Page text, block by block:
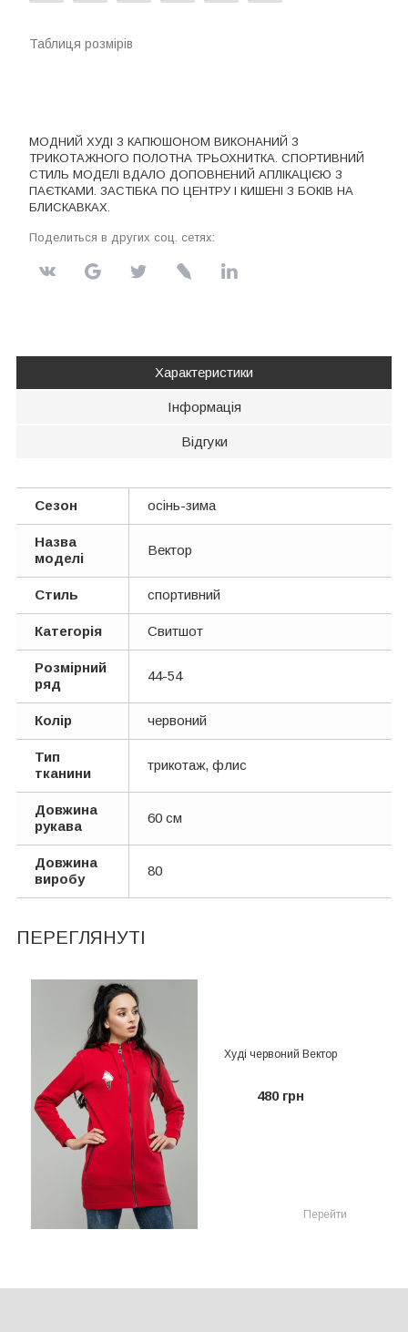
Таблиця розмірів
МОДНИЙ ХУДІ З КАПЮШОНОМ ВИКОНАНИЙ З
ТРИКОТАЖНОГО ПОЛОТНА ТРЬОХНИТКА. СПОРТИВНИЙ
СТИЛЬ МОДЕЛІ ВДАЛО ДОПОВНЕНИЙ АПЛІКАЦІЄЮ З
ПАЄТКАМИ. ЗАСТІБКА ПО ЦЕНТРУ І КИШЕНІ З БОКІВ НА
БЛИСКАВКАХ.
Поделиться в других соц. сетях:
Характеристики
Інформація
Відгуки
Сезон осінь-зима
Назва
моделі
Вектор
Стиль спортивний
Категорія Свитшот
Розмірний
ряд
44-54
Колір червоний
Тип
тканини
трикотаж, флис
Довжина
рукава
60 см
Довжина
виробу
80
ПЕРЕГЛЯНУТІ
Худі червоний Вектор
480 грн
Перейти